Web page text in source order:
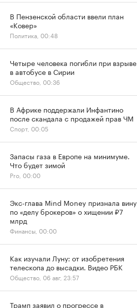
В Пензенской области ввели план
«Ковер»
Политика, 00:48
Четыре человека погибли при взрыве
в автобусе в Сирии
Общество, 00:36
В Африке поддержали Инфантино
после скандала с продажей прав ЧМ
Спорт, 00:05
Запасы газа в Европе на минимуме.
Что будет зимой
Pro, 00:00
Экс-глава Mind Money признала вину
по «делу брокеров» о хищении ₽7
млрд
Финансы, 00:00
Как изучали Луну: от изобретения
телескопа до высадки. Видео РБК
Общество, 06 авг, 23:57
Трамп заявил о прогрессе в